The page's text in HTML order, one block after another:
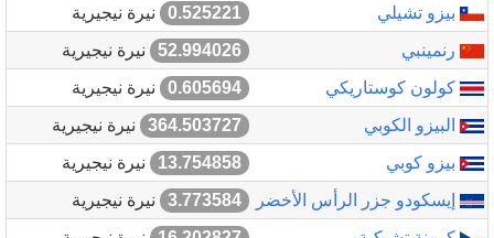
بيزو تشيلي
0.525221
نيرة نيجيرية
رنمينبي
52.994026
نيرة نيجيرية
كولون كوستاريكي
0.605694
نيرة نيجيرية
البيزو الكوبي
364.503727
نيرة نيجيرية
بيزو كوبي
13.754858
نيرة نيجيرية
إيسكودو جزر الرأس الأخضر
3.773584
نيرة نيجيرية